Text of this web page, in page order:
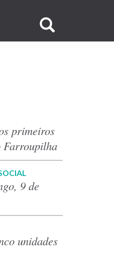
no
primeiros
Farroupilha
9 de
unidades